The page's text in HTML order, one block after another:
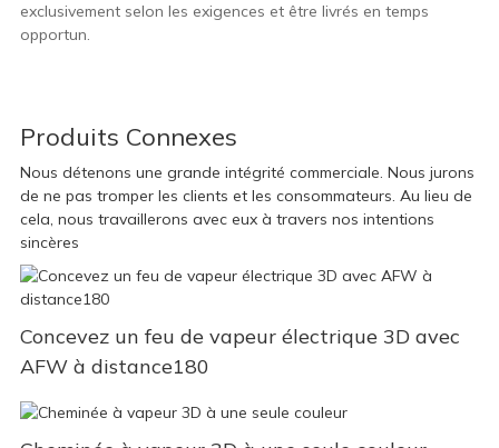
exclusivement selon les exigences et être livrés en temps
opportun.
Produits Connexes
Nous détenons une grande intégrité commerciale. Nous jurons
de ne pas tromper les clients et les consommateurs. Au lieu de
cela, nous travaillerons avec eux à travers nos intentions
sincères
Concevez un feu de vapeur électrique 3D avec
AFW à distance180